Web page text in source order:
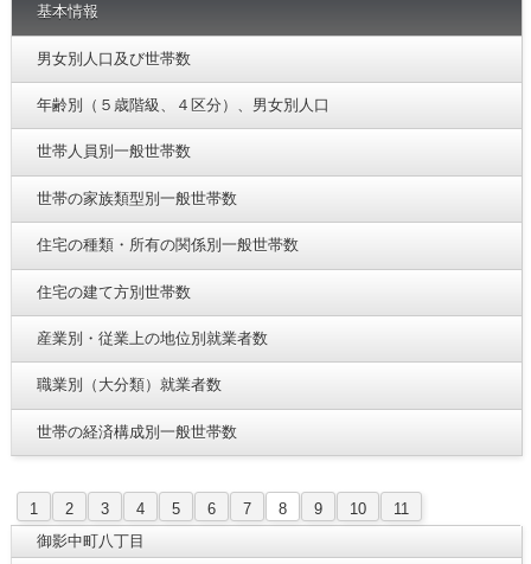
基本情報
男女別人口及び世帯数
年齢別（５歳階級、４区分）、男女別人口
世帯人員別一般世帯数
世帯の家族類型別一般世帯数
住宅の種類・所有の関係別一般世帯数
住宅の建て方別世帯数
産業別・従業上の地位別就業者数
職業別（大分類）就業者数
世帯の経済構成別一般世帯数
1 2 3 4 5 6 7 8 9 10
11
御影中町八丁目